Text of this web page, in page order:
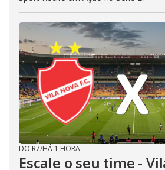
DO R7/HÁ 1 HORA
Escale o seu time -